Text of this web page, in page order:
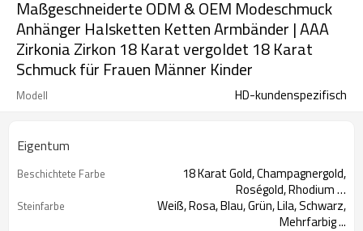
Maßgeschneiderte ODM & OEM Modeschmuck
Anhänger Halsketten Ketten Armbänder | AAA
Zirkonia Zirkon 18 Karat vergoldet 18 Karat
Schmuck für Frauen Männer Kinder
Modell HD-kundenspezifisch
Eigentum
Beschichtete Farbe
18 Karat Gold, Champagnergold,
Roségold, Rhodium …
Steinfarbe
Weiß, Rosa, Blau, Grün, Lila, Schwarz,
Mehrfarbig ...